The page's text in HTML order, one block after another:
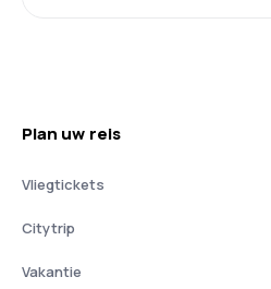
Plan uw reis
Vliegtickets
Citytrip
Vakantie